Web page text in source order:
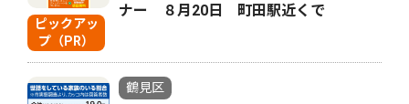
ピックアッ
プ（PR）
ナー ８月20日 町田駅近くで
鶴見区